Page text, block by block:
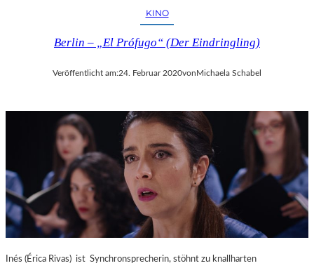
KINO
Berlin – „El Prófugo“ (Der Eindringling)
Veröffentlicht am:24. Februar 2020vonMichaela Schabel
Inés (Érica Rivas) ist Synchronsprecherin, stöhnt zu knallharten